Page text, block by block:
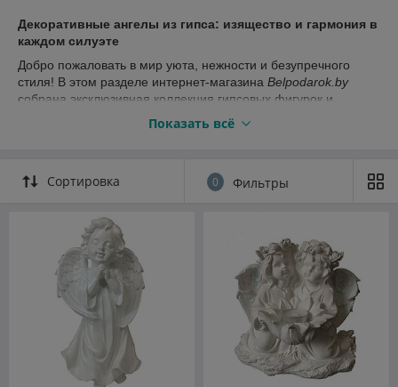
Декоративные ангелы из гипса: изящество и гармония в
каждом силуэте
Добро пожаловать в мир уюта, нежности и безупречного
стиля! В этом разделе интернет-магазина Belpodarok.by
собрана эксклюзивная коллекция гипсовых фигурок и
статуэток ангелов. Скульптуры милых херувимов, спящих
ангелочков и величественных хранителей с крыльями станут
оберегом для дома.
белорусских мастеров. Каждое изделие — это результат
тонкой, кропотливой работы и строгого контроля качества.
Пролистайте наш каталог, чтобы найти своего идеального
ангела, который принесёт в пространство атмосферу тепла,
умиротворения и эстетического совершенства.
Показать всё
Сортировка 0 Фильтры